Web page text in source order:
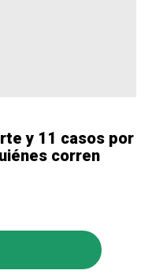
y 11 casos por
corren